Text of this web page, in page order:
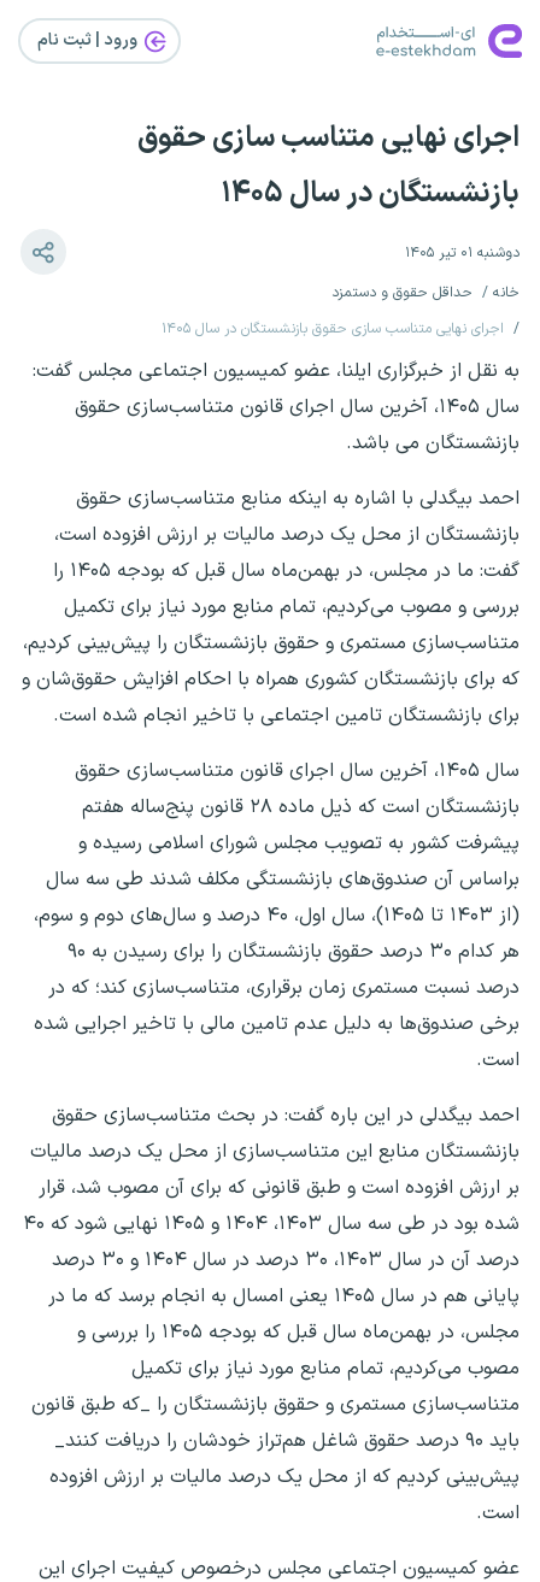
ورود | ثبت‌ نام
اجرای نهایی متناسب سازی حقوق
بازنشستگان در سال ۱۴۰۵
دوشنبه ۰۱ تیر ۱۴۰۵
خانه
حداقل حقوق و دستمزد
اجرای نهایی متناسب سازی حقوق بازنشستگان در سال ۱۴۰۵
به نقل از خبرگزاری ایلنا، عضو کمیسیون اجتماعی مجلس گفت:
سال ۱۴۰۵، آخرین سال اجرای قانون متناسب‌سازی حقوق
بازنشستگان می باشد.
احمد بیگدلی با اشاره به اینکه منابع متناسب‌سازی حقوق
بازنشستگان از محل یک درصد مالیات بر ارزش افزوده است،
گفت: ما در مجلس، در بهمن‌ماه سال قبل که بودجه ۱۴۰۵ را
بررسی و مصوب می‌کردیم، تمام منابع مورد نیاز برای تکمیل
متناسب‌سازی مستمری و حقوق بازنشستگان را پیش‌بینی کردیم،
که برای بازنشستگان کشوری همراه با احکام افزایش حقوق‌شان و
برای بازنشستگان تامین اجتماعی با تاخیر انجام شده است.
سال ۱۴۰۵، آخرین سال اجرای قانون متناسب‌سازی حقوق
بازنشستگان است که ذیل ماده ۲۸ قانون پنج‌ساله هفتم
پیشرفت کشور به تصویب مجلس شورای اسلامی رسیده و
براساس آن صندوق‌های بازنشستگی مکلف شدند طی سه سال
(از ۱۴۰۳ تا ۱۴۰۵)، سال اول، ۴۰ درصد و سال‌های دوم و سوم،
هر کدام ۳۰ درصد حقوق بازنشستگان را برای رسیدن به ۹۰
درصد نسبت مستمری زمان برقراری، متناسب‌سازی کند؛ که در
برخی صندوق‌ها به دلیل عدم تامین مالی با تاخیر اجرایی شده
است.
احمد بیگدلی در این باره گفت: در بحث متناسب‌سازی حقوق
بازنشستگان منابع این متناسب‌سازی از محل یک درصد مالیات
بر ارزش افزوده است و طبق قانونی که برای آن مصوب شد، قرار
شده بود در طی سه سال ۱۴۰۳، ۱۴۰۴ و ۱۴۰۵ نهایی شود که ۴۰
درصد آن در سال ۱۴۰۳، ۳۰ درصد در سال ۱۴۰۴ و ۳۰ درصد
پایانی هم در سال ۱۴۰۵ یعنی امسال به انجام برسد که ما در
مجلس، در بهمن‌ماه سال قبل که بودجه ۱۴۰۵ را بررسی و
مصوب می‌کردیم، تمام منابع مورد نیاز برای تکمیل
متناسب‌سازی مستمری و حقوق بازنشستگان را _که طبق قانون
باید ۹۰ درصد حقوق شاغل هم‌تراز خودشان را دریافت کنند_
پیش‌بینی کردیم که از محل یک درصد مالیات بر ارزش افزوده
است.
عضو کمیسیون اجتماعی مجلس درخصوص کیفیت اجرای این